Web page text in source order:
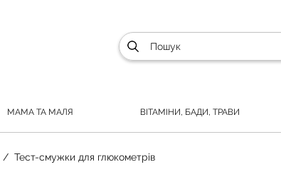
МАМА ТА МАЛЯ ВІТАМІНИ, БАДИ, ТРАВИ
Тест-смужки для глюкометрів